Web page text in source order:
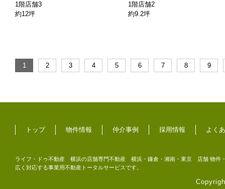
1階店舗3
約12坪
1階店舗2
約9.2坪
トップ 物件情報 仲介事例 採用情報 よく
ライフ・ドゥ不動産 横浜の店舗専門不動産 横浜・鎌倉・湘南・東京 店舗 物件・
広く対応する事業用不動産トータルサービスです。